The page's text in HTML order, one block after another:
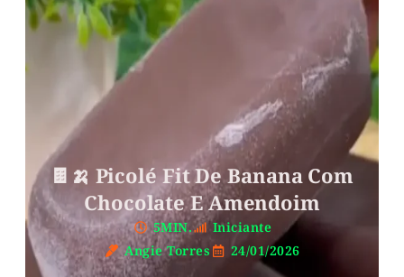
🍫🍌 Picolé Fit De Banana Com
Chocolate E Amendoim
5MIN.
Iniciante
Angie Torres
24/01/2026